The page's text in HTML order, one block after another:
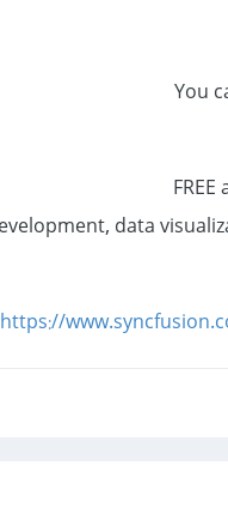
You
data
https://